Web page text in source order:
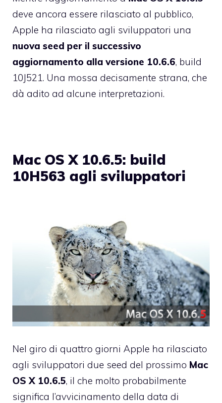
deve ancora essere rilasciato al pubblico,
Apple ha rilasciato agli sviluppatori una
nuova seed per il successivo
aggiornamento alla versione 10.6.6, build
10J521. Una mossa decisamente strana, che
dà adito ad alcune interpretazioni.
Mac OS X 10.6.5: build
10H563 agli sviluppatori
Nel giro di quattro giorni Apple ha rilasciato
agli sviluppatori due seed del prossimo Mac
OS X 10.6.5, il che molto probabilmente
significa l’avvicinamento della data di